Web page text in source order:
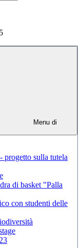
Menu di
progetto sulla tutela
di basket "Palla
con studenti delle